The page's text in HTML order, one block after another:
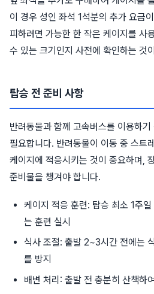
이 경우 성인 좌석 1석분의 추가 요금
피하려면 가능한 한 작은 케이지를 사
수 있는 크기인지 사전에 확인하는 것
탑승 전 준비 사항
반려동물과 함께 고속버스를 이용하
필요합니다. 반려동물이 이동 중 스트
케이지에 적응시키는 것이 중요하며,
준비물을 챙겨야 합니다.
케이지 적응 훈련: 탑승 최소 1주
는 훈련 실시
식사 조절: 출발 2~3시간 전에는
를 방지
배변 처리: 출발 전 충분히 산책하